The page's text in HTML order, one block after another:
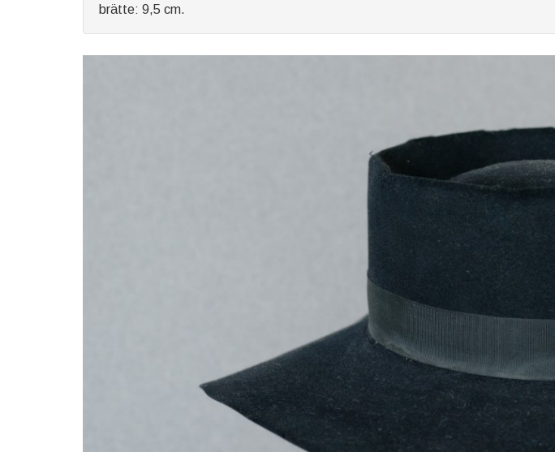
brätte: 9,5 cm.